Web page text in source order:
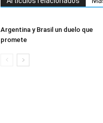
Argentina y Brasil un duelo que
promete